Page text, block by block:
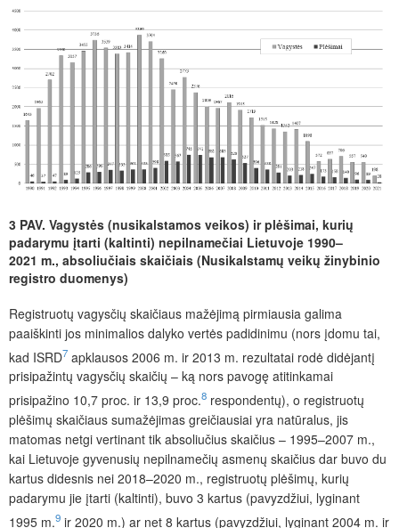
3 PAV. Vagystės (nusikalstamos veikos) ir plėšimai, kurių
padarymu įtarti (kaltinti) nepilnamečiai Lietuvoje 1990–
2021 m., absoliučiais skaičiais (Nusikalstamų veikų žinybinio
registro duomenys)
Registruotų vagysčių skaičiaus mažėjimą pirmiausia galima
paaiškinti jos minimalios dalyko vertės padidinimu (nors įdomu tai,
kad ISRD7 apklausos 2006 m. ir 2013 m. rezultatai rodė didėjantį
prisipažintų vagysčių skaičių – ką nors pavogę atitinkamai
prisipažino 10,7 proc. ir 13,9 proc.8 respondentų), o registruotų
plėšimų skaičiaus sumažėjimas greičiausiai yra natūralus, jis
matomas netgi vertinant tik absoliučius skaičius – 1995–2007 m.,
kai Lietuvoje gyvenusių nepilnamečių asmenų skaičius dar buvo du
kartus didesnis nei 2018–2020 m., registruotų plėšimų, kurių
padarymu jie įtarti (kaltinti), buvo 3 kartus (pavyzdžiui, lyginant
1995 m.9 ir 2020 m.) ar net 8 kartus (pavyzdžiui, lyginant 2004 m. ir